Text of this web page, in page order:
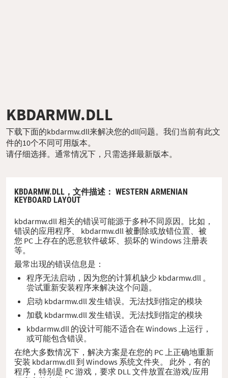
KBDARMW.DLL
下载下面的kbdarmw.dll来解决您的dll问题。我们当前有此文
件的10个不同可用版本。
请仔细选择。通常情况下，只需选择最新版本。
KBDARMW.DLL， 文件描述 ： WESTERN ARMENIAN
KEYBOARD LAYOUT
kbdarmw.dll 相关的错误可能源于多种不同原因。比如，
错误的应用程序、 kbdarmw.dll 被删除或放错位置、被
您 PC 上存在的恶意软件破坏、损坏的 Windows 注册表
等。
最常出现的错误信息是：
程序无法启动，因为您的计算机缺少 kbdarmw.dll 。
尝试重新安装程序来解决这个问题。
启动 kbdarmw.dll 发生错误。无法找到指定的模块
加载 kbdarmw.dll 发生错误。无法找到指定的模块
kbdarmw.dll 的设计可能不适合在 Windows 上运行，
或可能包含错误。
在绝大多数情况下，解决方案是在您的 PC 上正确地重新
安装 kbdarmw.dll 到 Windows 系统文件夹。 此外，有的
程序，特别是 PC 游戏，要求 DLL 文件放置在游戏/应用